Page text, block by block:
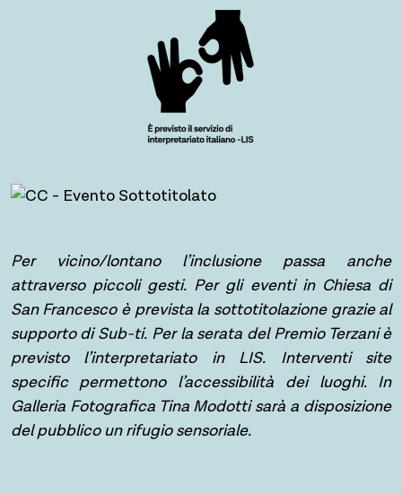
Per vicino/lontano l’inclusione passa anche
attraverso piccoli gesti. Per gli eventi in Chiesa di
San Francesco è prevista la sottotitolazione grazie al
supporto di Sub-ti. Per la serata del Premio Terzani è
previsto l’interpretariato in LIS. Interventi site
specific permettono l’accessibilità dei luoghi. In
Galleria Fotografica Tina Modotti sarà a disposizione
del pubblico un rifugio sensoriale.